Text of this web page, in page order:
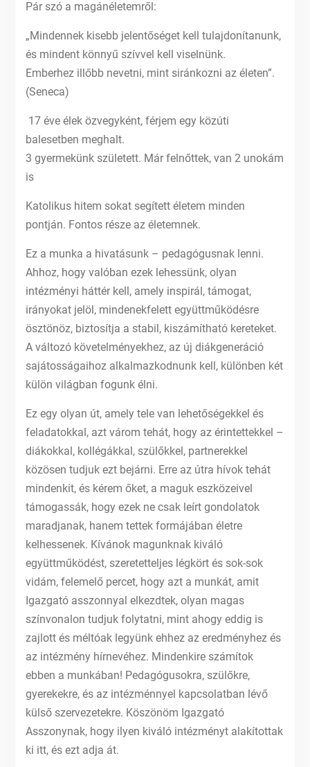
Pár szó a magánéletemről:
„Mindennek kisebb jelentőséget kell tulajdonítanunk,
és mindent könnyű szívvel kell viselnünk.
Emberhez illőbb nevetni, mint siránkozni az életen”.
(Seneca)
17 éve élek özvegyként, férjem egy közúti
balesetben meghalt.
3 gyermekünk született. Már felnőttek, van 2 unokám
is
Katolikus hitem sokat segített életem minden
pontján. Fontos része az életemnek.
Ez a munka a hivatásunk – pedagógusnak lenni.
Ahhoz, hogy valóban ezek lehessünk, olyan
intézményi háttér kell, amely inspirál, támogat,
irányokat jelöl, mindenekfelett együttműködésre
ösztönöz, biztosítja a stabil, kiszámítható kereteket.
A változó követelményekhez, az új diákgeneráció
sajátosságaihoz alkalmazkodnunk kell, különben két
külön világban fogunk élni.
Ez egy olyan út, amely tele van lehetőségekkel és
feladatokkal, azt várom tehát, hogy az érintettekkel –
diákokkal, kollégákkal, szülőkkel, partnerekkel
közösen tudjuk ezt bejárni. Erre az útra hívok tehát
mindenkit, és kérem őket, a maguk eszközeivel
támogassák, hogy ezek ne csak leírt gondolatok
maradjanak, hanem tettek formájában életre
kelhessenek. Kívánok magunknak kiváló
együttműködést, szeretetteljes légkört és sok-sok
vidám, felemelő percet, hogy azt a munkát, amit
Igazgató asszonnyal elkezdtek, olyan magas
színvonalon tudjuk folytatni, mint ahogy eddig is
zajlott és méltóak legyünk ehhez az eredményhez és
az intézmény hírnevéhez. Mindenkire számítok
ebben a munkában! Pedagógusokra, szülőkre,
gyerekekre, és az intézménnyel kapcsolatban lévő
külső szervezetekre. Köszönöm Igazgató
Asszonynak, hogy ilyen kiváló intézményt alakítottak
ki itt, és ezt adja át.